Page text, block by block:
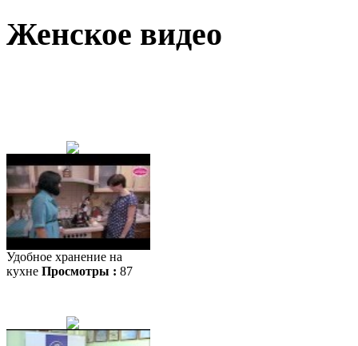
Женское видео
Удобное хранение на
кухне Просмотры : 87